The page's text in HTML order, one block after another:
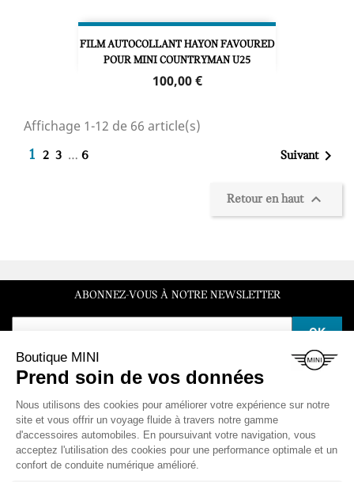
FILM AUTOCOLLANT HAYON FAVOURED
POUR MINI COUNTRYMAN U25
Prix
100,00 €
Affichage 1-12 de 66 article(s)
1 2 3 … 6 Suivant
Retour en haut 
ABONNEZ-VOUS À NOTRE NEWSLETTER
SERVICE CLIENT
Du lundi au vendredi de 10h à 12h et de 14h à 16h30
LA BOUTIQUE 